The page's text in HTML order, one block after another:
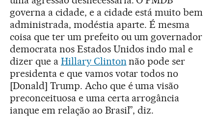
governa a cidade, e a cidade está muito bem
administrada, modéstia aparte. É mesma
coisa que ter um prefeito ou um governador
democrata nos Estados Unidos indo mal e
dizer que a Hillary Clinton não pode ser
presidenta e que vamos votar todos no
[Donald] Trump. Acho que é uma visão
preconceituosa e uma certa arrogância
ianque em relação ao Brasil”, diz.